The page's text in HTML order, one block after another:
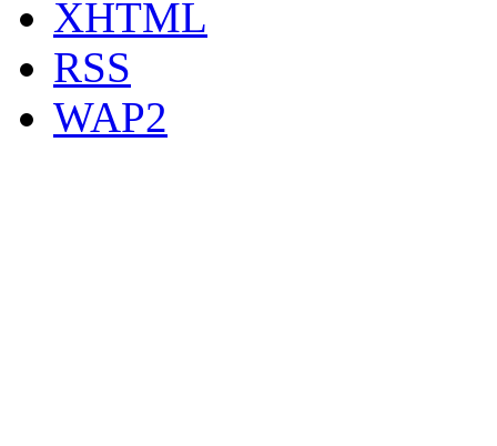
XHTML
RSS
WAP2